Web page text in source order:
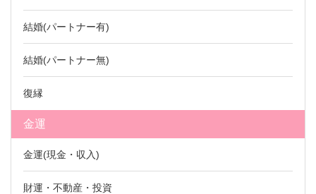
結婚(パートナー有)
結婚(パートナー無)
復縁
金運
金運(現金・収入)
財運・不動産・投資